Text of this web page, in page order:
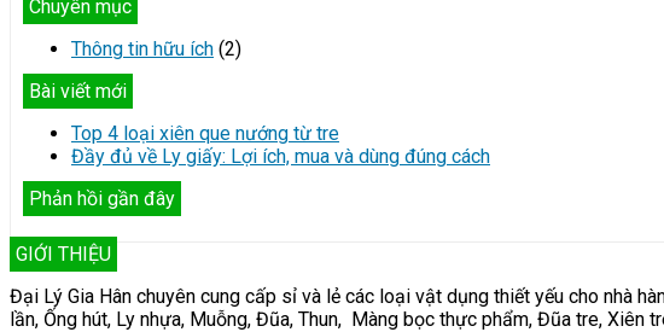
Chuyên mục
Thông tin hữu ích (2)
Bài viết mới
Top 4 loại xiên que nướng từ tre
Đầy đủ về Ly giấy: Lợi ích, mua và dùng đúng cách
Phản hồi gần đây
GIỚI THIỆU
Đại Lý Gia Hân chuyên cung cấp sỉ và lẻ các loại vật dụng thiết yếu cho nhà
lần, Ống hút, Ly nhựa, Muỗng, Đũa, Thun, Màng bọc thực phẩm, Đũa tre, Xiên